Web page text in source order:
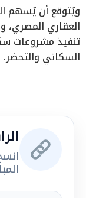
ويُتوقع أن يُسهم
العقاري
تنفيذ مشروعات
السكاني والتحضر.